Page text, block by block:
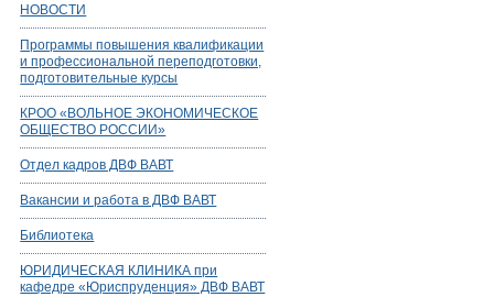
НОВОСТИ
Программы повышения квалификации
и профессиональной переподготовки,
подготовительные курсы
КРОО «ВОЛЬНОЕ ЭКОНОМИЧЕСКОЕ
ОБЩЕСТВО РОССИИ»
Отдел кадров ДВФ ВАВТ
Вакансии и работа в ДВФ ВАВТ
Библиотека
ЮРИДИЧЕСКАЯ КЛИНИКА при
кафедре «Юриспруденция» ДВФ ВАВТ